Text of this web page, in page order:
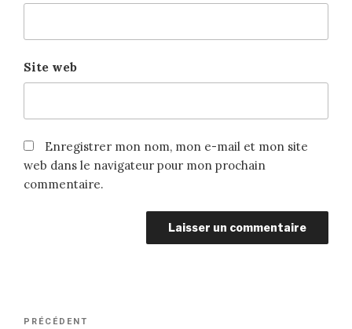
Site web
Enregistrer mon nom, mon e-mail et mon site
web dans le navigateur pour mon prochain
commentaire.
Navigation
Article
PRÉCÉDENT